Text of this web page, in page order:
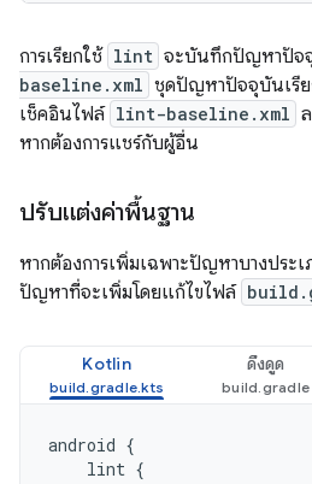
การเรียกใช้ lint จะบันทึกปัญหาปัจ
baseline.xml ชุดปัญหาปัจจุบันเรีย
เช็คอินไฟล์ lint-baseline.xml
หากต้องการแชร์กับผู้อื่น
ปรับแต่งค่าพื้นฐาน
หากต้องการเพิ่มเฉพาะปัญหาบางประ
ปัญหาที่จะเพิ่มโดยแก้ไขไฟล์
Kotlin ดึงดูด
android {
lint {